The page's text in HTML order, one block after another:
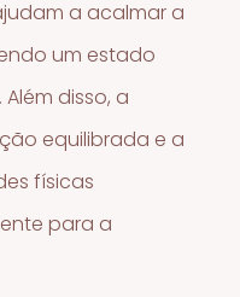
a acalmar a
um estado
disso, a
equilibrada e a
físicas
para a